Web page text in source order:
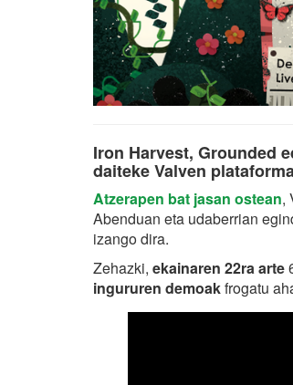
Iron Harvest, Grounded
daiteke Valven
Atzerapen bat jasan ostean,
Abenduan eta udaberrian
izango dira.
Zehazki, ekainaren 22ra arte
ingururen demoakfrogatu